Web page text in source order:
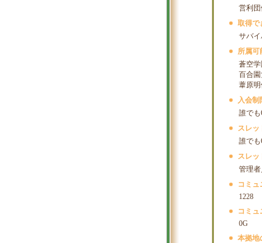
営利
取得で
サバ
所属可
蒼空
百合
葦原
入会制
誰で
スレッ
誰で
スレッ
管理
コミュ
1228
コミュ
0G
本拠地